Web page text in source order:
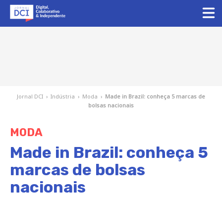
Jornal DCI › Indústria › Moda › Made in Brazil: conheça 5 marcas de
bolsas nacionais
MODA
Made in Brazil: conheça 5
marcas de bolsas
nacionais